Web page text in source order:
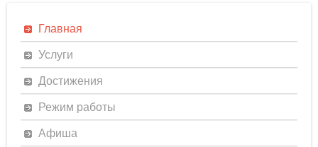
Главная
Услуги
Достижения
Режим работы
Афиша